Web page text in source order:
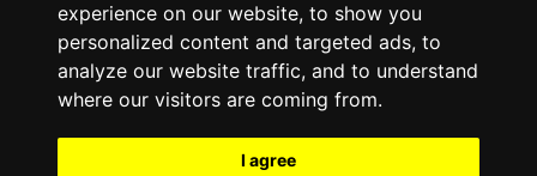
experience on our website, to show you
personalized content and targeted ads, to
analyze our website traffic, and to understand
where our visitors are coming from.
I agree